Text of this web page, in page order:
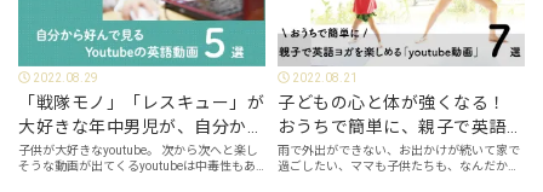
2022.08.29
「戦隊モノ」「レスキュー」が
大好きな年中男児が、自分から
好んで見るyoutube英語動画５
選
子供が大好きなyoutube。 次から次へと楽し
そうな動画が出てくるyoutubeは中毒性もあ
2022.08.21
子どもの心と体が強くなる！
おうちで簡単に、親子で英語ヨ
ガを楽しめる「youtube動画」
７選
雨で外出ができない、お出かけが続いて家で
過ごしたい、ママも子供たちも、なんだか疲